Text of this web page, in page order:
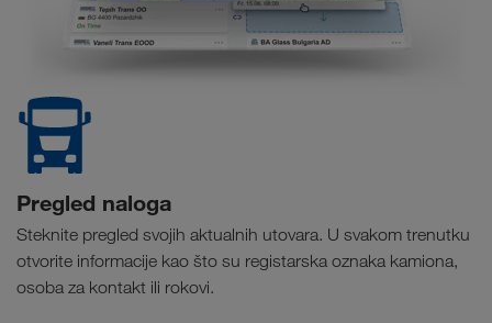
Pregled naloga
Steknite pregled svojih aktualnih utovara. U svakom trenutku
otvorite informacije kao što su registarska oznaka kamiona,
osoba za kontakt ili rokovi.